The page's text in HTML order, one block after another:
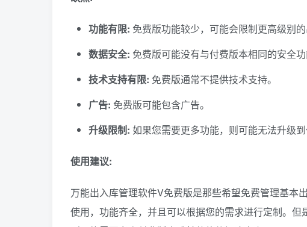
功能有限: 免费版功能较少，可能会限制更高级别的
数据安全: 免费版可能没有与付费版本相同的安全功
技术支持有限: 免费版通常不提供技术支持。
广告: 免费版可能包含广告。
升级限制: 如果您需要更多功能，则可能无法升级到
使用建议:
万能出入库管理软件V免费版是那些希望免费管理基本
使用，功能齐全，并且可以根据您的需求进行定制。但